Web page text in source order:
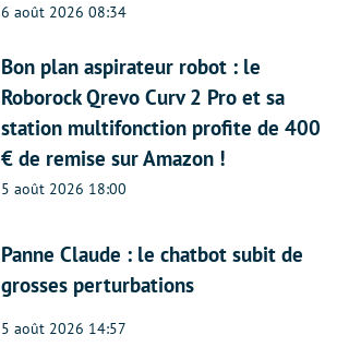
6 août 2026 08:34
Bon plan aspirateur robot : le
Roborock Qrevo Curv 2 Pro et sa
station multifonction profite de 400
€ de remise sur Amazon !
5 août 2026 18:00
Panne Claude : le chatbot subit de
grosses perturbations
5 août 2026 14:57